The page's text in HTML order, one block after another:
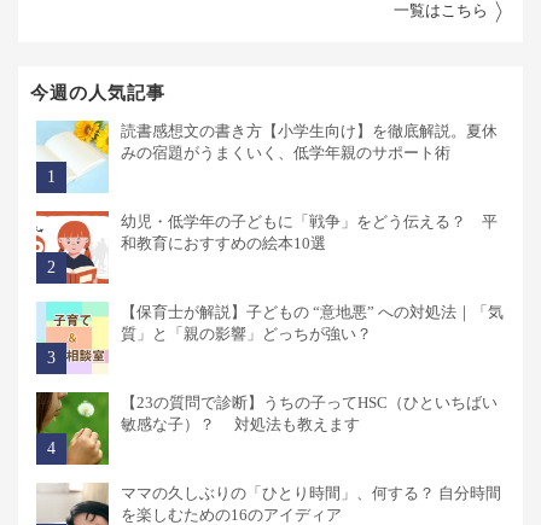
一覧はこちら
今週の人気記事
読書感想文の書き方【小学生向け】を徹底解説。夏休
みの宿題がうまくいく、低学年親のサポート術
幼児・低学年の子どもに「戦争」をどう伝える？ 平
和教育におすすめの絵本10選
【保育士が解説】子どもの “意地悪” への対処法｜「気
質」と「親の影響」どっちが強い？
【23の質問で診断】うちの子ってHSC（ひといちばい
敏感な子）？ 対処法も教えます
ママの久しぶりの「ひとり時間」、何する？ 自分時間
を楽しむための16のアイディア